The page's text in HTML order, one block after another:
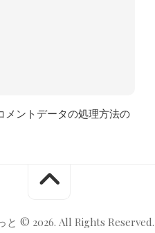
メントデータの処理方法の
と © 2026. All Rights Reserved.